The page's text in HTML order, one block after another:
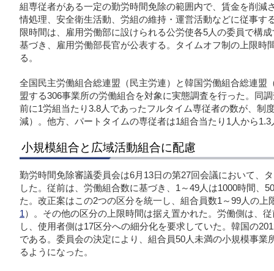
組専従者がある一定の勤労時間免除の範囲内で、賃金を削減
情処理、安全衛生活動、労組の維持・運営活動などに従事す
限時間は、雇用労働部に設けられる公労使各5人の委員で構
基づき、雇用労働部長官が公表する。タイムオフ制の上限時
る。
全国民主労働組合総連盟（民主労連）と韓国労働組合総連盟
盟する306事業所の労働組合を対象に実態調査を行った。同
前に1労組当たり3.8人であったフルタイム専従者の数が、制
減）。他方、パートタイムの専従者は1組合当たり1人から
小規模組合と広域活動組合に配慮
勤労時間免除審議委員会は6月13日の第27回会議において、
した。従前は、労働組合数に基づき、1～49人は1000時間、
た。改正案はこの2つの区分を統一し、組合員数1～99人の上
1）。その他の区分の上限時間は据え置かれた。労働側は、
し、使用者側は17区分への細分化を要求していた。韓国の
である。委員会の決定により、組合員50人未満の小規模事業
るようになった。